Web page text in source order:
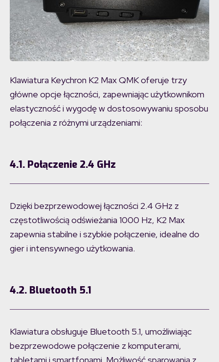
Klawiatura Keychron K2 Max QMK oferuje trzy
główne opcje łączności, zapewniając użytkownikom
elastyczność i wygodę w dostosowywaniu sposobu
połączenia z różnymi urządzeniami:
4.1. Połączenie 2.4 GHz
Dzięki bezprzewodowej łączności 2.4 GHz z
częstotliwością odświeżania 1000 Hz, K2 Max
zapewnia stabilne i szybkie połączenie, idealne do
gier i intensywnego użytkowania.
4.2. Bluetooth 5.1
Klawiatura obsługuje Bluetooth 5.1, umożliwiając
bezprzewodowe połączenie z komputerami,